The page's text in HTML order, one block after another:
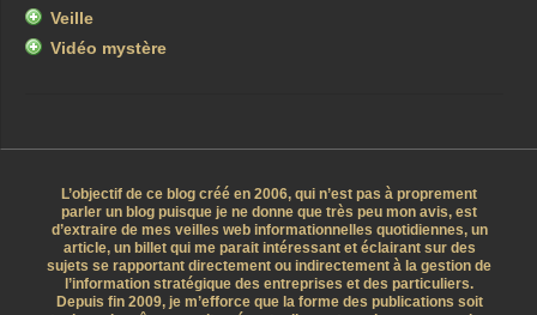
Veille
Vidéo mystère
L’objectif de ce blog créé en 2006, qui n’est pas à proprement
parler un blog puisque je ne donne que très peu mon avis, est
d’extraire de mes veilles web informationnelles quotidiennes, un
article, un billet qui me parait intéressant et éclairant sur des
sujets se rapportant directement ou indirectement à la gestion de
l’information stratégique des entreprises et des particuliers.
Depuis fin 2009, je m’efforce que la forme des publications soit